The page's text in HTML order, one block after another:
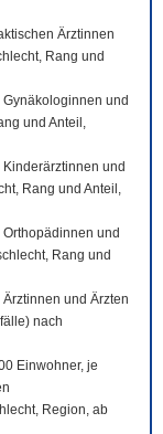
Ärztinnen
Rang und
und
und Anteil,
und
Rang und Anteil,
und
Rang und
und Ärzten
nach
Einwohner, je
Region, ab